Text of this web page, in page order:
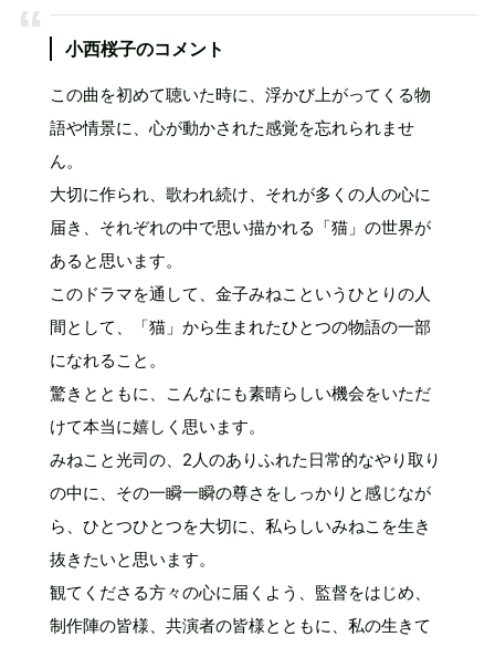
小西桜子のコメント
この曲を初めて聴いた時に、浮かび上がってくる物
語や情景に、心が動かされた感覚を忘れられませ
ん。
大切に作られ、歌われ続け、それが多くの人の心に
届き、それぞれの中で思い描かれる「猫」の世界が
あると思います。
このドラマを通して、金子みねこというひとりの人
間として、「猫」から生まれたひとつの物語の一部
になれること。
驚きとともに、こんなにも素晴らしい機会をいただ
けて本当に嬉しく思います。
みねこと光司の、2人のありふれた日常的なやり取り
の中に、その一瞬一瞬の尊さをしっかりと感じなが
ら、ひとつひとつを大切に、私らしいみねこを生き
抜きたいと思います。
観てくださる方々の心に届くよう、監督をはじめ、
制作陣の皆様、共演者の皆様とともに、私の生きて